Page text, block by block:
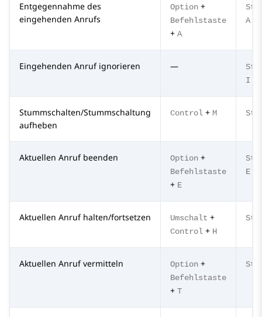
Entgegennahme des
eingehenden Anrufs
Option +
Befehlstaste
+ A
A
Eingehenden Anruf ignorieren —
I
Stummschalten/Stummschaltung
aufheben
Control + M
Aktuellen Anruf beenden Option +
Befehlstaste
+ E
E
Aktuellen Anruf halten/fortsetzen Umschalt +
Control + H
Aktuellen Anruf vermitteln Option +
Befehlstaste
+ T